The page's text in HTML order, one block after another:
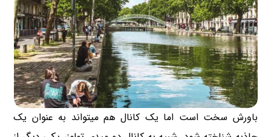
باورش سخت است اما یک کانال هم میتواند به عنوان یک